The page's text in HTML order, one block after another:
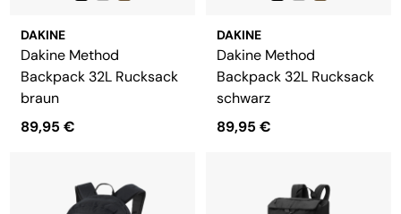
DAKINE
Dakine Method
Backpack 32L Rucksack
braun
89,95 €
DAKINE
Dakine Method
Backpack 32L Rucksack
schwarz
89,95 €